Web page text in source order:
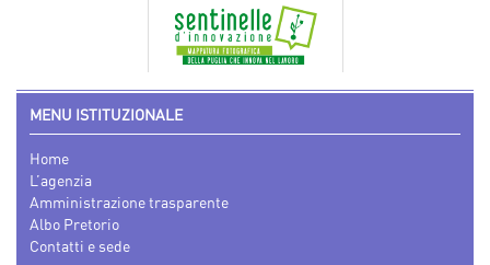
MENU ISTITUZIONALE
Home
L’agenzia
Amministrazione trasparente
Albo Pretorio
Contatti e sede